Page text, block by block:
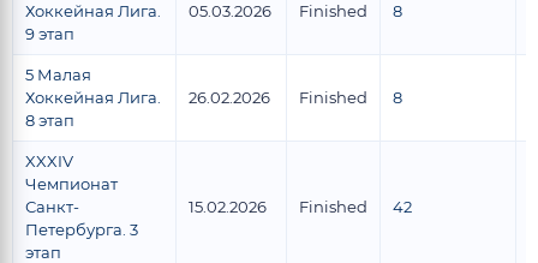
Хоккейная Лига.
9 этап
05.03.2026 Finished 8
5 Малая
Хоккейная Лига.
8 этап
26.02.2026 Finished 8
XXXIV
Чемпионат
Санкт-
Петербурга. 3
этап
15.02.2026 Finished 42